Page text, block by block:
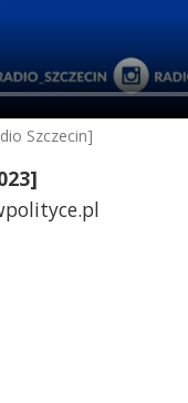
Szczecin]